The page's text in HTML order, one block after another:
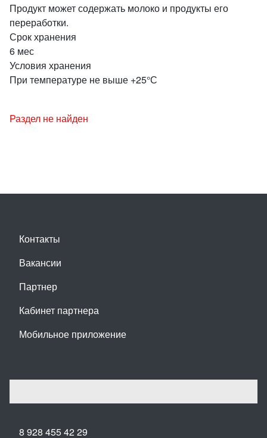
Продукт может содержать молоко и продукты его
переработки.
Срок хранения
6 мес
Условия хранения
При температуре не выше +25°С
Раздел не найден
Контакты
Вакансии
Партнер
Кабинет партнера
Мобильное приложение
8 928 455 42 29